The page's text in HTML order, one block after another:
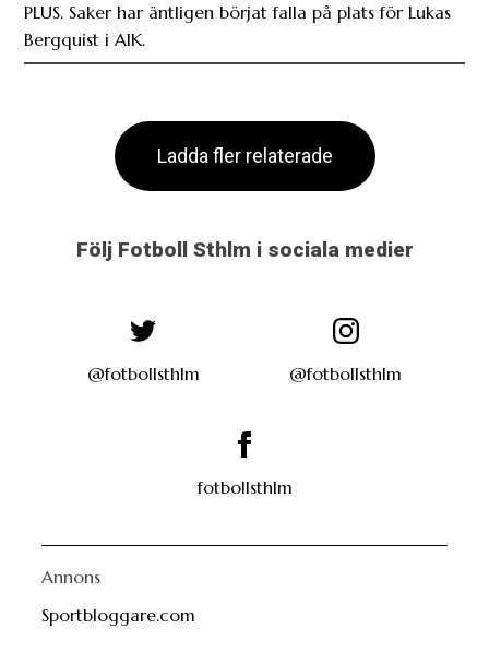
PLUS. Saker har äntligen börjat falla på plats för Lukas
Bergquist i AIK.
Ladda fler relaterade
Följ Fotboll Sthlm i sociala medier
@fotbollsthlm @fotbollsthlm
fotbollsthlm
Annons
Sportbloggare.com